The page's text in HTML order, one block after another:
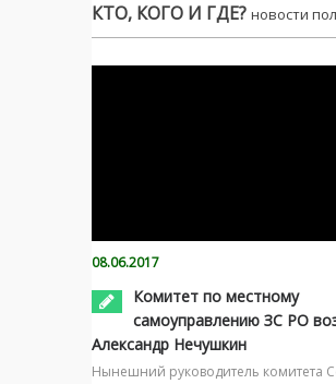
КТО, КОГО И ГДЕ? новости
08.06.2017
Комитет по местному
самоуправлению ЗС РО
Александр Нечушкин
Нынешний руководитель комитета